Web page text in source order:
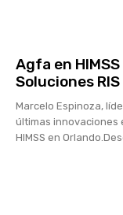
Agfa en
Soluciones
Marcelo Espinoza,
últimas innovaciones
HIMSS en